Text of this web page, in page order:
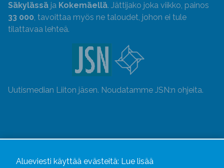
Säkylässä ja Kokemäellä. Jättijako joka viikko, painos
33 000, tavoittaa myös ne taloudet, johon ei tule
tilattavaa lehteä.
Uutismedian Liiton jäsen. Noudatamme JSN:n ohjeita.
Alueviesti käyttää evästeitä: Lue lisää